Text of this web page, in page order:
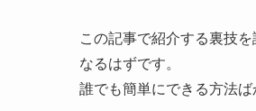
この記事で紹介する裏技
なるはずです。
誰でも簡単にできる方法ば